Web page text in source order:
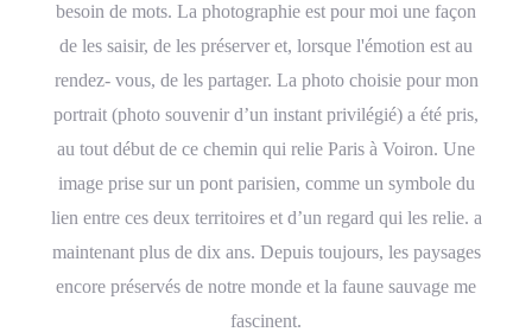
besoin de mots. La photographie est pour moi une façon
de les saisir, de les préserver et, lorsque l'émotion est au
rendez- vous, de les partager. La photo choisie pour mon
portrait (photo souvenir d’un instant privilégié) a été pris,
au tout début de ce chemin qui relie Paris à Voiron. Une
image prise sur un pont parisien, comme un symbole du
lien entre ces deux territoires et d’un regard qui les relie. a
maintenant plus de dix ans. Depuis toujours, les paysages
encore préservés de notre monde et la faune sauvage me
fascinent.